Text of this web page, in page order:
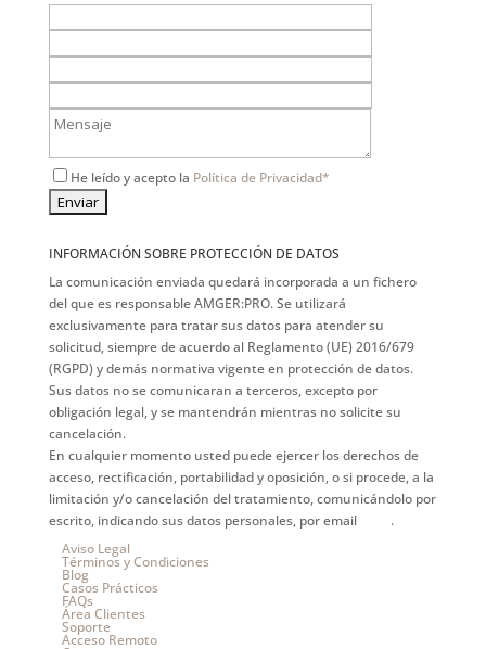
He leído y acepto la Política de Privacidad*
INFORMACIÓN SOBRE PROTECCIÓN DE DATOS
La comunicación enviada quedará incorporada a un fichero
del que es responsable AMGER:PRO. Se utilizará
exclusivamente para tratar sus datos para atender su
solicitud, siempre de acuerdo al Reglamento (UE) 2016/679
(RGPD) y demás normativa vigente en protección de datos.
Sus datos no se comunicaran a terceros, excepto por
obligación legal, y se mantendrán mientras no solicite su
cancelación.
En cualquier momento usted puede ejercer los derechos de
acceso, rectificación, portabilidad y oposición, o si procede, a la
limitación y/o cancelación del tratamiento, comunicándolo por
escrito, indicando sus datos personales, por email
.
Aviso Legal
Términos y Condiciones
Blog
Casos Prácticos
FAQs
Área Clientes
Soporte
Acceso Remoto